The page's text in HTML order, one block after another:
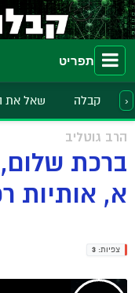
תפריט
קבלה שאל את ›
הרב גוטליב
ברכת
א, אותיות
צפיות: 3